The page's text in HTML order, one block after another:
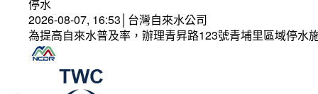
停水
2026-08-07, 16:53│台灣自來水公司
為提高自來水普及率，辦理青昇路123號青埔里區域停水